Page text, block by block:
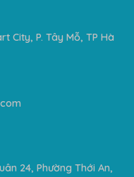
City, P. Tây Mỗ, TP Hà
24, Phường Thới An,